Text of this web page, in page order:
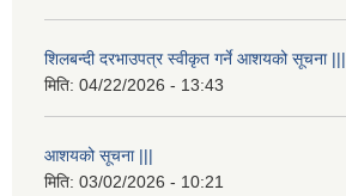
शिलबन्दी दरभाउपत्र स्वीकृत गर्ने आशयको सूचना |||
मिति: 04/22/2026 - 13:43
आशयको सूचना |||
मिति: 03/02/2026 - 10:21